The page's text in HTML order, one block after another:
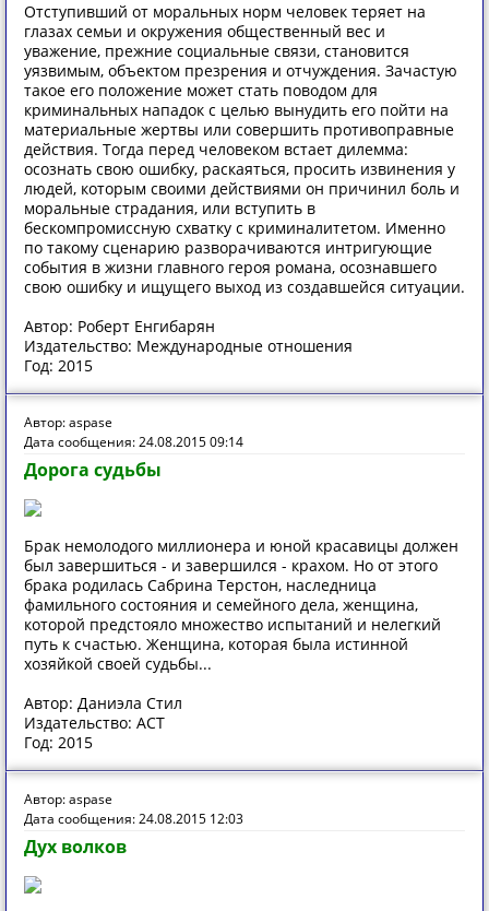
Отступивший от моральных норм человек теряет на
глазах семьи и окружения общественный вес и
уважение, прежние социальные связи, становится
уязвимым, объектом презрения и отчуждения. Зачастую
такое его положение может стать поводом для
криминальных нападок с целью вынудить его пойти на
материальные жертвы или совершить противоправные
действия. Тогда перед человеком встает дилемма:
осознать свою ошибку, раскаяться, просить извинения у
людей, которым своими действиями он причинил боль и
моральные страдания, или вступить в
бескомпромиссную схватку с криминалитетом. Именно
по такому сценарию разворачиваются интригующие
события в жизни главного героя романа, осознавшего
свою ошибку и ищущего выход из создавшейся ситуации.
Автор: Роберт Енгибарян
Издательство: Международные отношения
Год: 2015
Автор: aspase
Дата сообщения: 24.08.2015 09:14
Дорога судьбы
Брак немолодого миллионера и юной красавицы должен
был завершиться - и завершился - крахом. Но от этого
брака родилась Сабрина Терстон, наследница
фамильного состояния и семейного дела, женщина,
которой предстояло множество испытаний и нелегкий
путь к счастью. Женщина, которая была истинной
хозяйкой своей судьбы...
Автор: Даниэла Стил
Издательство: АСТ
Год: 2015
Автор: aspase
Дата сообщения: 24.08.2015 12:03
Дух волков